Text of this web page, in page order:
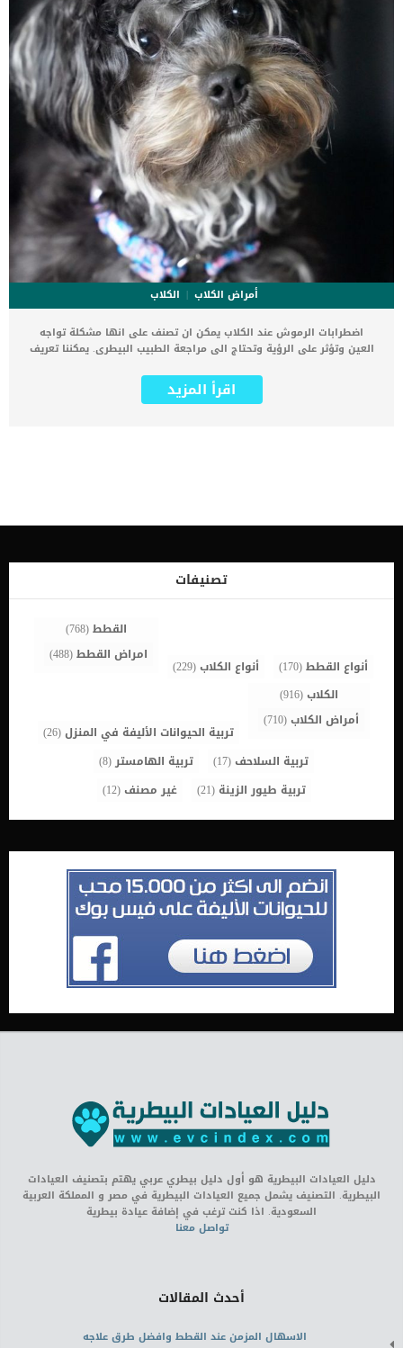
أمراض الكلاب
الكلاب
اضطرابات الرموش عند الكلاب يمكن ان تصنف على انها مشكلة تواجه
العين وتؤثر على الرؤية وتحتاج الى مراجعة الطبيب البيطرى. يمكننا تعريف
الرموش عند الكلاب هو عبارة عن رمش ينمو من بقعة غير طبيعية على
الجفن والأهداب المنبوذة هي شعيرات مفردة أو متعددة تنمو عبر داخل
في العين القراد زيادة الأوعية الدموية في القرنية تغير في تصبغ القزحية
الى بعض المشاكل الجينية المرتبطة ببعض السلالات. وفى بعض الحالات
من أمراض عيون الكلاب الشائعة .. احذر منها تشخيص الطبيب البيطرى
اقرأ المزيد
تصنيفات
أنواع القطط(170) أنواع الكلاب(229)
القطط(768)
امراض القطط(488)
الكلاب(916)
أمراض الكلاب(710)
تربية الحيوانات الأليفة في المنزل(26)
تربية السلاحف(17) تربية الهامستر(8)
تربية طيور الزينة (21) غير مصنف(12)
دليل العيادات البيطرية هو أول دليل بيطري عربي يهتم بتصنيف العيادات
البيطرية. التصنيف يشمل جميع العيادات البيطرية في مصر و المملكة العربية
السعودية. اذا كنت ترغب في إضافة عيادة بيطرية
تواصل معنا
أحدث المقالات
الاسهال المزمن عند القطط وافضل طرق علاجه